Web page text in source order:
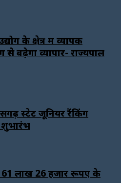
के क्षेत्र में व्यापक
बढ़ेगा व्यापार- राज्यपाल
स्टेट जूनियर रैंकिंग
शुभारंभ
61 लाख 26 हजार रूपए के